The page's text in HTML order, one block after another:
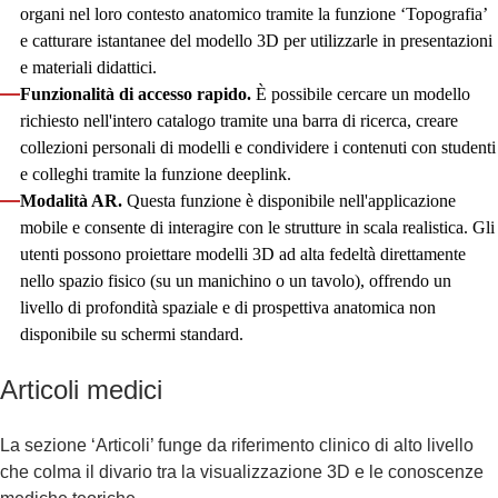
organi nel loro contesto anatomico tramite la funzione ‘Topografia’
e catturare istantanee del modello 3D per utilizzarle in presentazioni
e materiali didattici.
Funzionalità di accesso rapido. È possibile cercare un modello
richiesto nell'intero catalogo tramite una barra di ricerca, creare
collezioni personali di modelli e condividere i contenuti con studenti
e colleghi tramite la funzione deeplink.
Modalità AR. Questa funzione è disponibile nell'applicazione
mobile e consente di interagire con le strutture in scala realistica. Gli
utenti possono proiettare modelli 3D ad alta fedeltà direttamente
nello spazio fisico (su un manichino o un tavolo), offrendo un
livello di profondità spaziale e di prospettiva anatomica non
disponibile su schermi standard.
Articoli medici
La sezione ‘Articoli’ funge da riferimento clinico di alto livello
che colma il divario tra la visualizzazione 3D e le conoscenze